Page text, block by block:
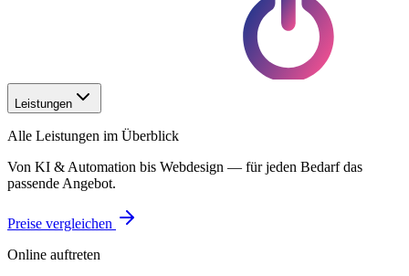
Leistungen
Alle Leistungen im Überblick
Von KI & Automation bis Webdesign — für jeden Bedarf das
passende Angebot.
Preise vergleichen
Online auftreten